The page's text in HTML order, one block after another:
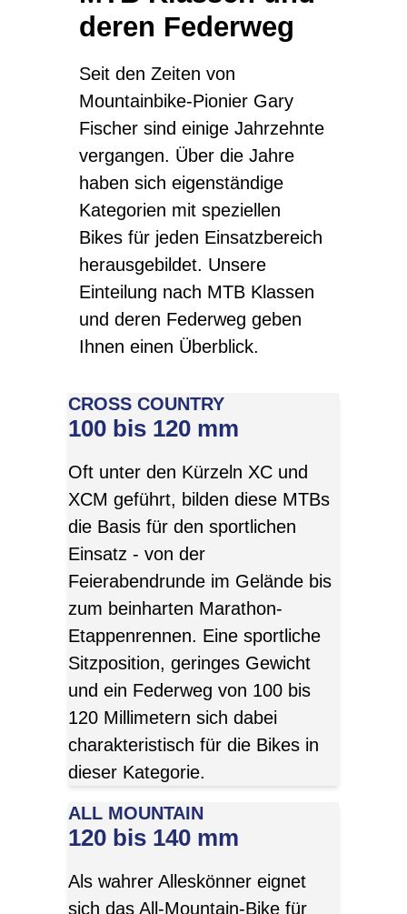
deren Federweg
Seit den Zeiten von
Mountainbike-Pionier Gary
Fischer sind einige Jahrzehnte
vergangen. Über die Jahre
haben sich eigenständige
Kategorien mit speziellen
Bikes für jeden Einsatzbereich
herausgebildet. Unsere
Einteilung nach MTB Klassen
und deren Federweg geben
Ihnen einen Überblick.
CROSS COUNTRY
100 bis 120 mm
Oft unter den Kürzeln XC und
XCM geführt, bilden diese MTBs
die Basis für den sportlichen
Einsatz - von der
Feierabendrunde im Gelände bis
zum beinharten Marathon-
Etappenrennen. Eine sportliche
Sitzposition, geringes Gewicht
und ein Federweg von 100 bis
120 Millimetern sich dabei
charakteristisch für die Bikes in
dieser Kategorie.
ALL MOUNTAIN
120 bis 140 mm
Als wahrer Alleskönner eignet
sich das All-Mountain-Bike für